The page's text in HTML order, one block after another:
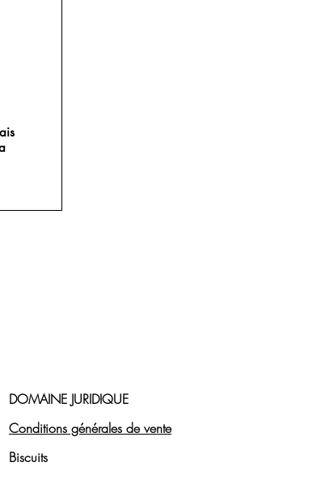
DOMAINE JURIDIQUE
Conditions générales de vente
Biscuits